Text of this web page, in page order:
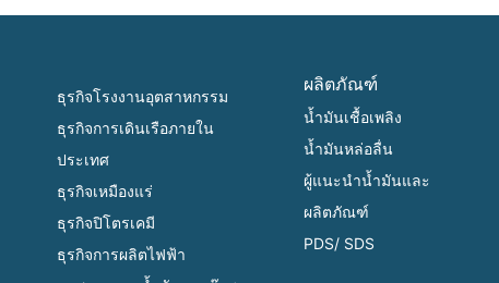
ธุรกิจโรงงานอุตสาหกรรม
ธุรกิจการเดินเรือภายใน
ประเทศ
ธุรกิจเหมืองแร่
ธุรกิจปิโตรเคมี
ธุรกิจการผลิตไฟฟ้า
ผลิตภัณฑ์
น้ำมันเชื้อเพลิง
น้ำมันหล่อลื่น
ผู้แนะนำน้ำมันและ
ผลิตภัณฑ์
PDS/ SDS